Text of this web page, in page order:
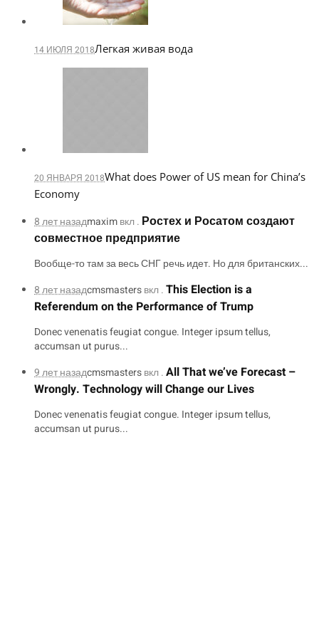
14 ИЮЛЯ 2018Легкая живая вода
20 ЯНВАРЯ 2018What does Power of US mean for China’s
Economy
8 лет назадmaximвкл . Ростех и Росатом создают
совместное предприятие
Вообще-то там за весь СНГ речь идет. Но для британских...
8 лет назадcmsmastersвкл .This Election is a
Referendum on the Performance of Trump
Donec venenatis feugiat congue. Integer ipsum tellus,
accumsan ut purus...
9 лет назадcmsmastersвкл .All That we’ve Forecast –
Wrongly. Technology will Change our Lives
Donec venenatis feugiat congue. Integer ipsum tellus,
accumsan ut purus...